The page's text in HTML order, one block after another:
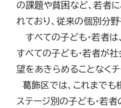
の課題や貧困など、若者
れており、従来の個別分
すべての子ども・若者は
すべての子ども・若者が
望をあきらめることなくチ
葛飾区では、これまでも
ステージ別の子ども・若